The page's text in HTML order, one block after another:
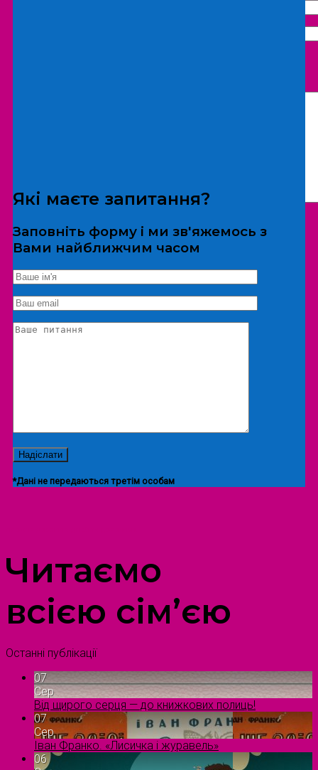
*Дані не передаються третім особам
Екскурсія/локація
Які маєте запитання?
Заповніть форму і ми зв'яжемось з
Вами найближчим часом
*Дані не передаються третім особам
Читаємо
всією сім’єю
Останні публікації
07
Сер
Від щирого серця — до книжкових полиць!
07
Сер
Іван Франко. «Лисичка і журавель»
06